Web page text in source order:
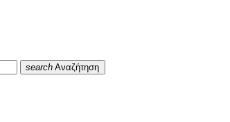
search Αναζήτηση